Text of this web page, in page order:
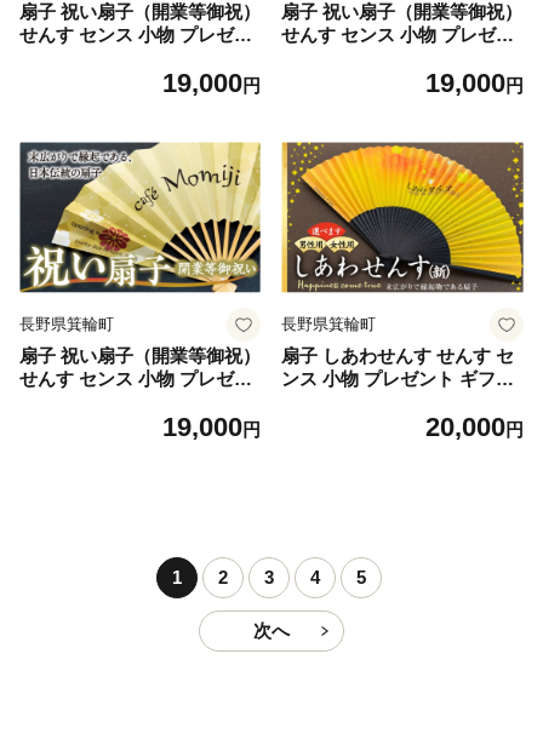
扇子 祝い扇子（開業等御祝）
せんす センス 小物 プレゼン
19,000円
扇子 祝い扇子（開業等御祝）
せんす センス 小物 プレゼン
19,000円
長野県箕輪町
扇子 祝い扇子（開業等御祝）
せんす センス 小物 プレゼン
19,000円
長野県箕輪町
扇子 しあわせんす せんす セ
ンス 小物 プレゼント ギフト
20,000円
1 2 3 4 5
次へ